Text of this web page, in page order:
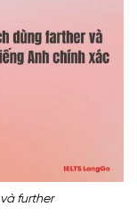
further